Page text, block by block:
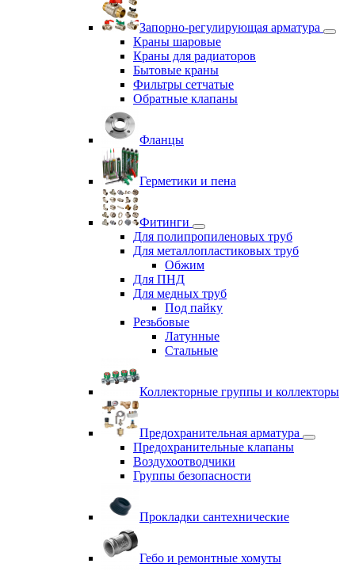
Запорно-регулирующая арматура
Краны шаровые
Краны для радиаторов
Бытовые краны
Фильтры сетчатые
Обратные клапаны
Фланцы
Герметики и пена
Фитинги
Для полипропиленовых труб
Для металлопластиковых труб
Обжим
Для ПНД
Для медных труб
Под пайку
Резьбовые
Латунные
Cтальные
Коллекторные группы и коллекторы
Предохранительная арматура
Предохранительные клапаны
Воздухоотводчики
Группы безопасности
Прокладки сантехнические
Гебо и ремонтные хомуты